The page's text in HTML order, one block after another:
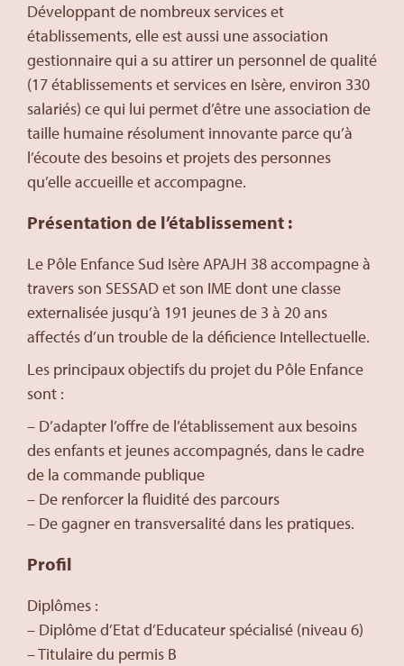
Développant de nombreux services et
établissements, elle est aussi une association
gestionnaire qui a su attirer un personnel de qualité
(17 établissements et services en Isère, environ 330
salariés) ce qui lui permet d’être une association de
taille humaine résolument innovante parce qu’à
l’écoute des besoins et projets des personnes
qu’elle accueille et accompagne.
Présentation de l’établissement :
Le Pôle Enfance Sud Isère APAJH 38 accompagne à
travers son SESSAD et son IME dont une classe
externalisée jusqu’à 191 jeunes de 3 à 20 ans
affectés d’un trouble de la déficience Intellectuelle.
Les principaux objectifs du projet du Pôle Enfance
sont :
– D’adapter l’offre de l’établissement aux besoins
des enfants et jeunes accompagnés, dans le cadre
de la commande publique
– De renforcer la fluidité des parcours
– De gagner en transversalité dans les pratiques.
Profil
Diplômes :
– Diplôme d’Etat d’Educateur spécialisé (niveau 6)
– Titulaire du permis B